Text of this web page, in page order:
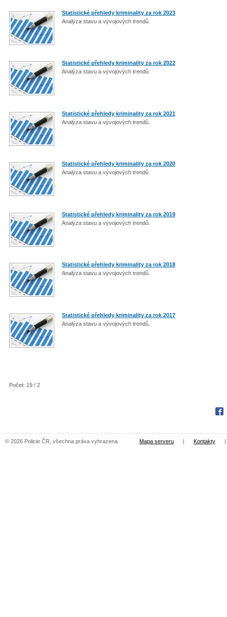
Statistické přehledy kriminality za rok 2023
Analýza stavu a vývojových trendů.
Statistické přehledy kriminality za rok 2022
Analýza stavu a vývojových trendů.
Statistické přehledy kriminality za rok 2021
Analýza stavu a vývojových trendů.
Statistické přehledy kriminality za rok 2020
Analýza stavu a vývojových trendů.
Statistické přehledy kriminality za rok 2019
Analýza stavu a vývojových trendů.
Statistické přehledy kriminality za rok 2018
Analýza stavu a vývojových trendů.
Statistické přehledy kriminality za rok 2017
Analýza stavu a vývojových trendů.
Počet: 19 / 2
© 2026 Policie ČR, všechna práva vyhrazena Mapa serveru | Kontakty |